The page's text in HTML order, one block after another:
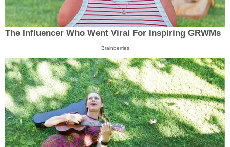
The Influencer Who Went Viral For Inspiring GRWMs
Brainberries